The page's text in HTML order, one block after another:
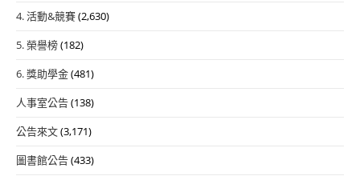
4. 活動&競賽(2,630)
5. 榮譽榜(182)
6. 獎助學金(481)
人事室公告(138)
公告來文(3,171)
圖書館公告(433)